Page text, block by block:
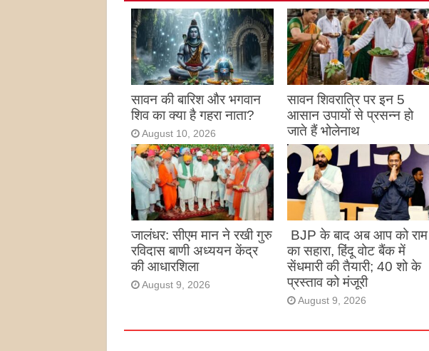
सावन की बारिश और भगवान
शिव का क्या है गहरा नाता?
August 10, 2026
सावन शिवरात्रि पर इन 5
आसान उपायों से प्रसन्न हो
जाते हैं भोलेनाथ
August 10, 2026
जालंधर: सीएम मान ने रखी गुरु
रविदास बाणी अध्ययन केंद्र
की आधारशिला
August 9, 2026
BJP के बाद अब आप को राम
का सहारा, हिंदू वोट बैंक में
सेंधमारी की तैयारी; 40 शो के
प्रस्ताव को मंजूरी
August 9, 2026